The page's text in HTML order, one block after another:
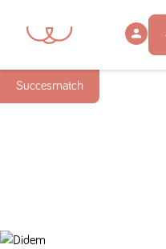
Succesmatch